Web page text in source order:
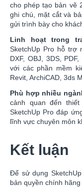
cho phép tạo bản vẽ
ghi chú, mặt cắt và
gửi trình bày cho
Linh hoạt trong
SketchUp Pro hỗ trợ
DXF, OBJ, 3DS,
với các phần mềm
Revit, ArchiCAD, 3ds
Phù hợp nhiều
cảnh quan đến thiết
SketchUp Pro đáp
lĩnh vực chuyên môn
Kết luận
Để sử dụng
bản quyền chính